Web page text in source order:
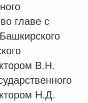
главе с
В.Н.
Н.Д.